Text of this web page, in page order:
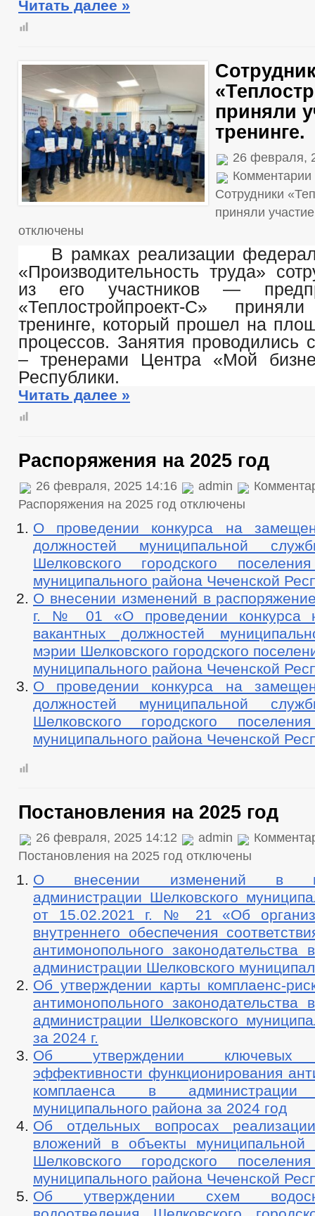
Читать далее »
приняли
тренинге.
26 февраля,
Комментарии
Сотрудники
приняли
отключены
В рамках реализации
«Производительность труда»
из его участников —
«Теплостройпроект-С»
тренинге, который прошел на
процессов. Занятия проводились
– тренерами Центра «Мой
Республики.
Читать далее »
Распоряжения на 2025 год
26 февраля, 2025 14:16 admin
Распоряжения на 2025 год отключены
О проведении конкурса на
должностей муниципальной
Шелковского городского
муниципального района Чеченской
О внесении изменений в
г. № 01 «О проведении конкурса
вакантных должностей
мэрии Шелковского городского
муниципального района Чеченской
О проведении конкурса на
должностей муниципальной
Шелковского городского
муниципального района Чеченской
Постановления на 2025 год
26 февраля, 2025 14:12 admin
Постановления на 2025 год отключены
О внесении изменений в
администрации Шелковского
от 15.02.2021 г. № 21 «Об
внутреннего обеспечения
антимонопольного законодательства
администрации Шелковского
Об утверждении карты комплаенс-
антимонопольного законодательства
администрации Шелковского
за 2024 г.
Об утверждении ключевых
эффективности функционирования
комплаенса в администрации
муниципального района за 2024 год
Об отдельных вопросах
вложений в объекты муниципальной
Шелковского городского
муниципального района Чеченской
Об утверждении схем